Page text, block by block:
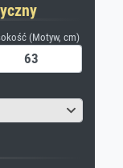
(Motyw, cm)